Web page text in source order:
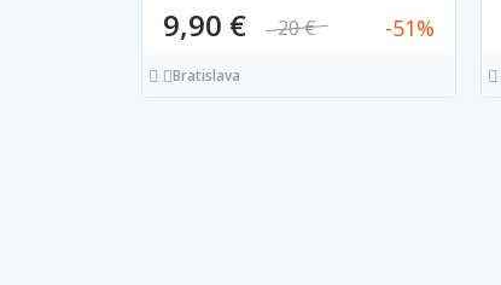
9,90 € 20 € 51
Bratislava